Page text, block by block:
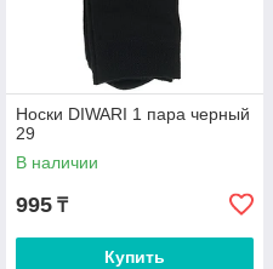
Носки DIWARI 1 пара черный
29
В наличии
995 ₸
Купить